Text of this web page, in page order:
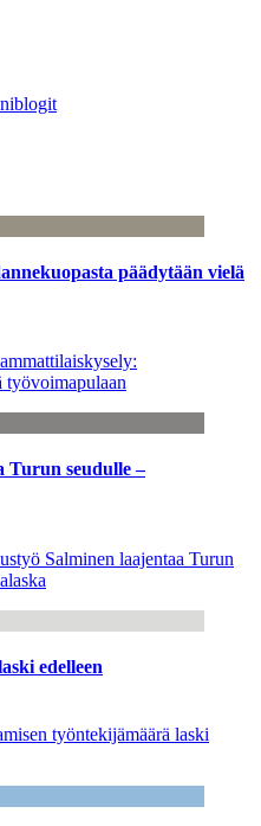
päädytään vielä
työvoimapulaan
Turun seudulle –
Salminen laajentaa Turun
edelleen
työntekijämäärä laski